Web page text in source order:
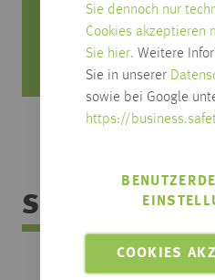
Sie dennoch nur
Cookies akzeptieren
Sie hier. Weitere
Sie in unserer
sowie bei Google
https://
COOKIES
Mo. bis Fr. von 8 Uhr bis
Samstag von 08:30 bis